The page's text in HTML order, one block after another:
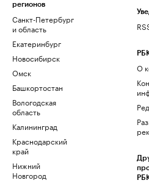
регионов
Санкт-Петербург
и область
Екатеринбург
Новосибирск
Омск
Башкортостан
Вологодская
область
Калининград
Краснодарский
край
Нижний
Новгород
О